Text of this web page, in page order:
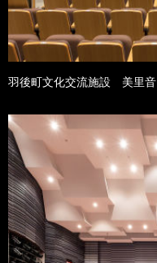
羽後町文化交流施設 美里音